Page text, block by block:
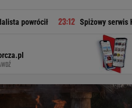
Spiżowy serwis Huberta